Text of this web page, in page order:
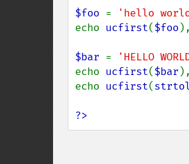
$foo = 'hello
echo ucfirst($foo
$bar = 'HELLO
echo ucfirst($bar
echo ucfirst(
?>